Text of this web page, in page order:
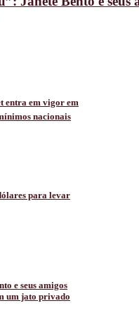
entra em vigor em
nacionais
para levar
e seus amigos
um jato privado